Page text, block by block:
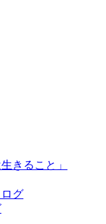
きること」
グ